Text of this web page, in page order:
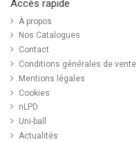
Accès rapide
À propos
Nos Catalogues
Contact
Conditions générales de vente
Mentions légales
Cookies
nLPD
Uni-ball
Actualités